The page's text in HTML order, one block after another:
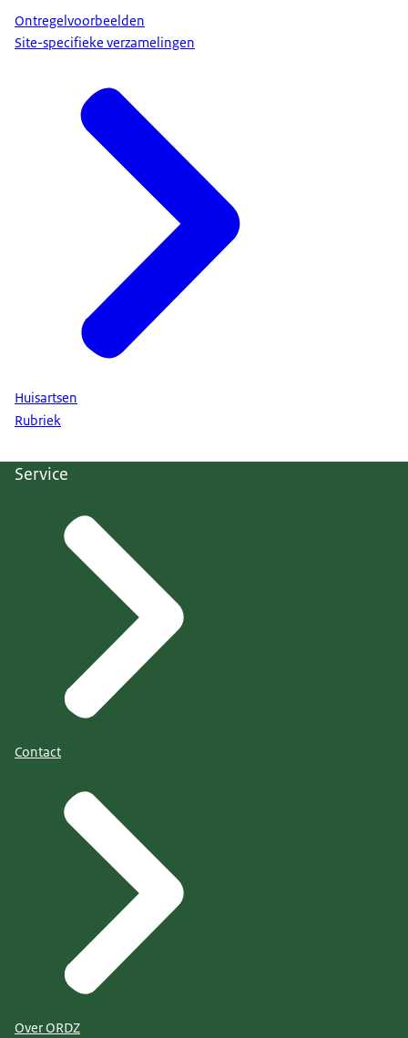
Ontregelvoorbeelden
Site-specifieke verzamelingen
Huisartsen
Rubriek
Service
Contact
Over ORDZ